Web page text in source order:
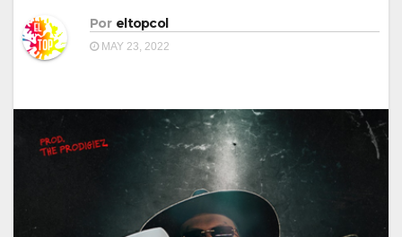
Por eltopcol
MAY 23, 2022